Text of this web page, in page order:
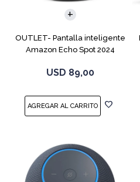
OUTLET- Pantalla inteligente
Amazon Echo Spot 2024
USD 89,00